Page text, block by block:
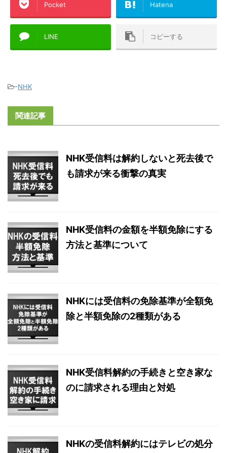
Pocket Hatena
LINE コピーする
-NHK
関連記事
NHK受信料は解約しないと死去後で
も請求が来る衝撃の真実
NHK受信料の金額を半額免除にする
方法と基準について
NHKには受信料の免除基準が全額免
除と半額免除の2種類がある
NHK受信料解約の手続きと空き家な
のに請求される理由と対処
NHKの受信料解約にはテレビの処分